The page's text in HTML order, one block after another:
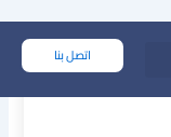
اتصل بنا